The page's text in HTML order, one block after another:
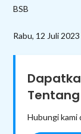
BSB
Rabu, 12 Juli 2023
Tentang
Hubungi